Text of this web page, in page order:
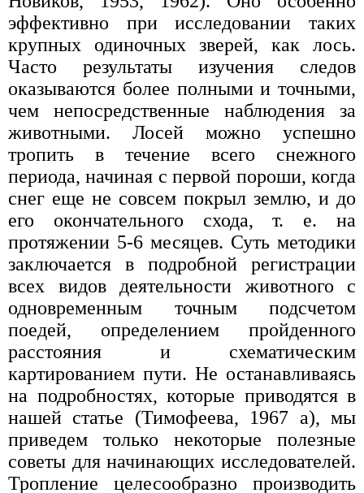
эффективно при исследовании таких
крупных одиночных зверей, как лось.
Часто результаты изучения следов
оказываются более полными и точными,
чем непосредственные наблюдения за
животными. Лосей можно успешно
тропить в течение всего снежного
периода, начиная с первой пороши, когда
снег еще не совсем покрыл землю, и до
его окончательного схода, т. е. на
протяжении 5-6 месяцев. Суть методики
заключается в подробной регистрации
всех видов деятельности животного с
одновременным точным подсчетом
поедей, определением пройденного
расстояния и схематическим
картированием пути. Не останавливаясь
на подробностях, которые приводятся в
нашей статье (Тимофеева, 1967 а), мы
приведем только некоторые полезные
советы для начинающих исследователей.
Тропление целесообразно производить